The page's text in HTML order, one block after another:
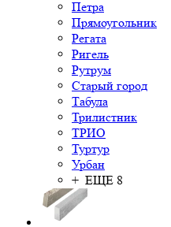
Петра
Прямоугольник
Регата
Ригель
Рутрум
Старый город
Табула
Трилистник
ТРИО
Туртур
Урбан
+ ЕЩЕ 8